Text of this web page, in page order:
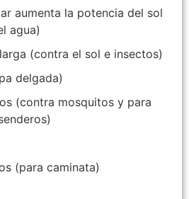
aumenta la potencia del sol
agua)
(contra el sol e insectos)
delgada)
(contra mosquitos y para
(para caminata)